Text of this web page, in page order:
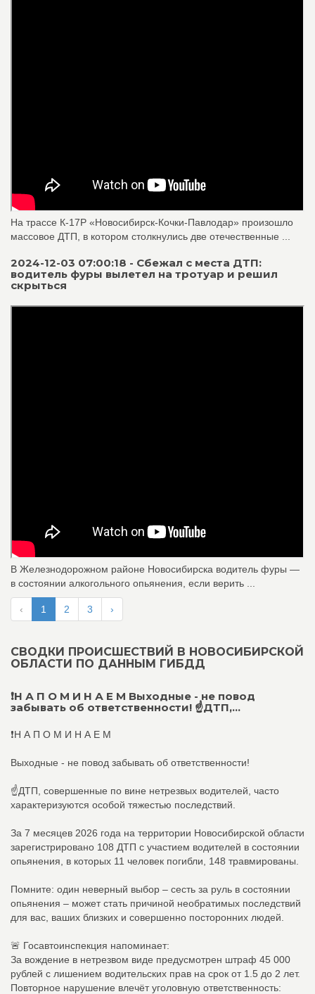
На трассе К-17Р «Новосибирск-Кочки-Павлодар» произошло
массовое ДТП, в котором столкнулись две отечественные ...
2024-12-03 07:00:18 - Сбежал с места ДТП:
водитель фуры вылетел на тротуар и решил
скрыться
В Железнодорожном районе Новосибирска водитель фуры —
в состоянии алкогольного опьянения, если верить ...
‹ 1 2 3 ›
СВОДКИ ПРОИСШЕСТВИЙ В НОВОСИБИРСКОЙ
ОБЛАСТИ ПО ДАННЫМ ГИБДД
❗Н А П О М И Н А Е М Выходные - не повод
забывать об ответственности! ☝ДТП,...
❗Н А П О М И Н А Е М
Выходные - не повод забывать об ответственности!
☝ДТП, совершенные по вине нетрезвых водителей, часто
характеризуются особой тяжестью последствий.
За 7 месяцев 2026 года на территории Новосибирской области
зарегистрировано 108 ДТП с участием водителей в состоянии
опьянения, в которых 11 человек погибли, 148 травмированы.
Помните: один неверный выбор – сесть за руль в состоянии
опьянения – может стать причиной необратимых последствий
для вас, ваших близких и совершенно посторонних людей.
🚨 Госавтоинспекция напоминает:
За вождение в нетрезвом виде предусмотрен штраф 45 000
рублей с лишением водительских прав на срок от 1.5 до 2 лет.
Повторное нарушение влечёт уголовную ответственность: